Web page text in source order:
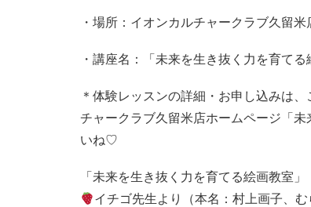
・場所：イオンカルチャークラブ久留米
・講座名：「未来を生き抜く力を育てる
＊体験レッスンの詳細・お申し込みは
チャークラブ久留米店ホームページ「
いね♡
「未来を生き抜く力を育てる絵画教室」
イチゴ先生より（本名：村上画子、む